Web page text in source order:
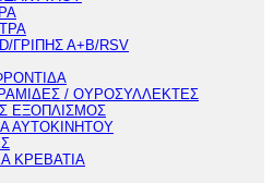
ΓΡΙΠΗΣ Α+Β/RSV
/ ΟΥΡΟΣΥΛΛΕΚΤΕΣ
ΕΞΟΠΛΙΣΜΟΣ
ΑΥΤΟΚΙΝΗΤΟΥ
ΚΡΕΒΑΤΙΑ